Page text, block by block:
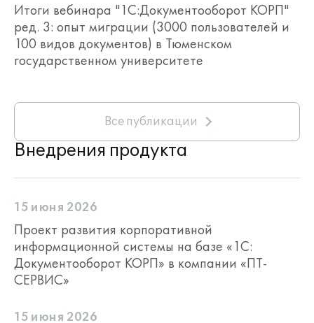
Итоги вебинара "1С:Документооборот КОРП"
ред. 3: опыт миграции (3000 пользователей и
100 видов документов) в Тюменском
государственном университете
Все публикации
Внедрения продукта
15 июня 2026
Проект развития корпоративной
информационной системы на базе «1С:
Документооборот КОРП» в компании «ПТ-
СЕРВИС»
15 июня 2026